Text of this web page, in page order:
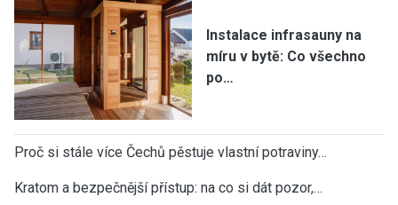
Instalace infrasauny na
míru v bytě: Co všechno
po…
Proč si stále více Čechů pěstuje vlastní potraviny…
Kratom a bezpečnější přístup: na co si dát pozor,…